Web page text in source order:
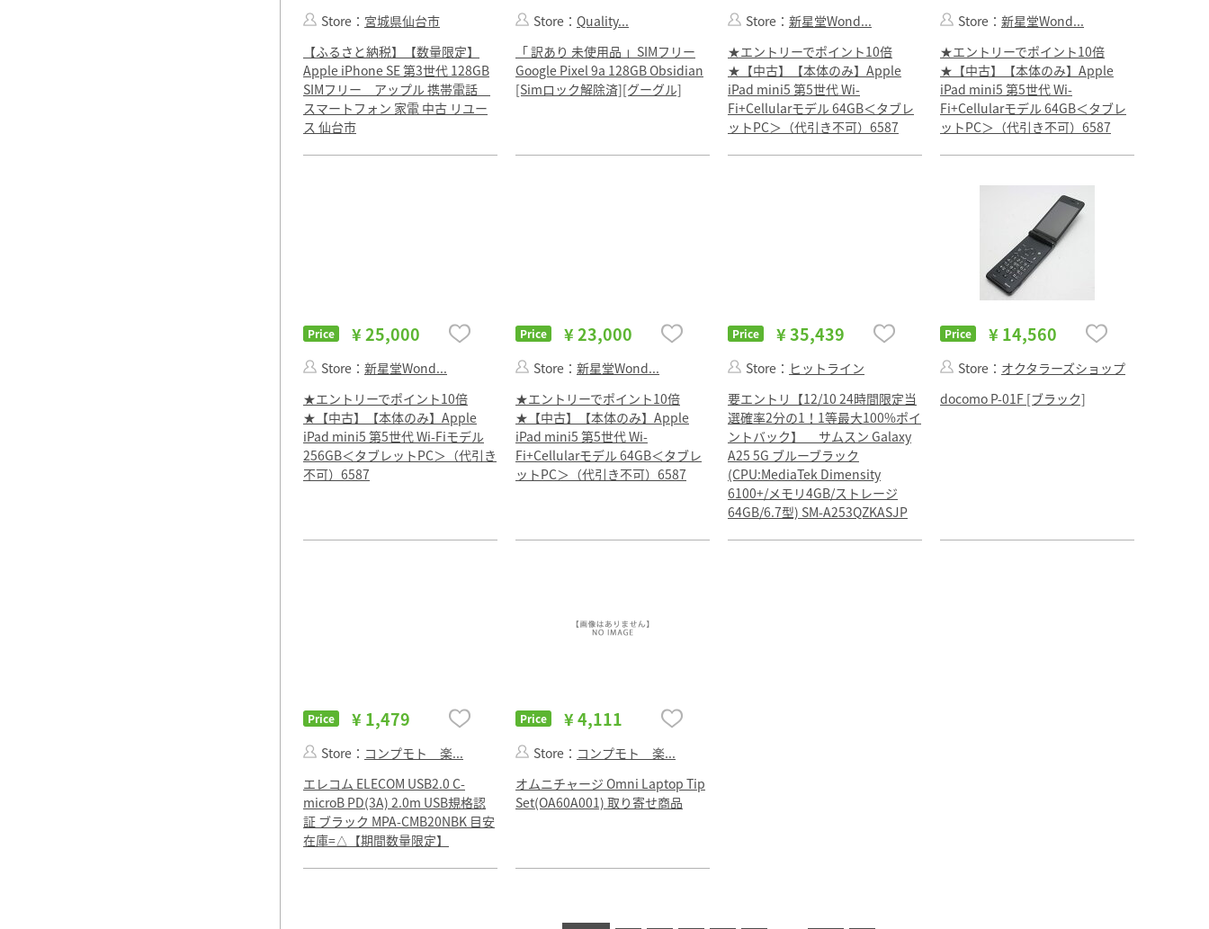
Store： 宮城県仙台市
【ふるさと納税】【数量限定】
Apple iPhone SE 第3世代 128GB
SIMフリー アップル 携帯電話
スマートフォン 家電 中古 リユー
ス 仙台市
Store： Quality...
「 訳あり 未使用品 」SIMフリー
Google Pixel 9a 128GB Obsidian
[Simロック解除済][グーグル]
Store： 新星堂Wond...
★エントリーでポイント10倍
★【中古】【本体のみ】Apple
iPad mini5 第5世代 Wi-
Fi+Cellularモデル 64GB＜タブレ
ットPC＞（代引き不可）6587
Store： 新星堂Wond...
★エントリーでポイント10倍
★【中古】【本体のみ】Apple
iPad mini5 第5世代 Wi-
Fi+Cellularモデル 64GB＜タブレ
ットPC＞（代引き不可）6587
Price ¥ 25,000
Store： 新星堂Wond...
★エントリーでポイント10倍
★【中古】【本体のみ】Apple
iPad mini5 第5世代 Wi-Fiモデル
256GB＜タブレットPC＞（代引き
不可）6587
Price ¥ 23,000
Store： 新星堂Wond...
★エントリーでポイント10倍
★【中古】【本体のみ】Apple
iPad mini5 第5世代 Wi-
Fi+Cellularモデル 64GB＜タブレ
ットPC＞（代引き不可）6587
Price ¥ 35,439
Store： ヒットライン
要エントリ【12/10 24時間限定当
選確率2分の1！1等最大100%ポイ
ントバック】 サムスン Galaxy
A25 5G ブルーブラック
(CPU:MediaTek Dimensity
6100+/メモリ4GB/ストレージ
64GB/6.7型) SM-A253QZKASJP
Price ¥ 14,560
Store： オクタラーズショップ
docomo P-01F [ブラック]
Price ¥ 1,479
Store： コンプモト 楽...
エレコム ELECOM USB2.0 C-
microB PD(3A) 2.0m USB規格認
証 ブラック MPA-CMB20NBK 目安
在庫=△【期間数量限定】
Price ¥ 4,111
Store： コンプモト 楽...
オムニチャージ Omni Laptop Tip
Set(OA60A001) 取り寄せ商品